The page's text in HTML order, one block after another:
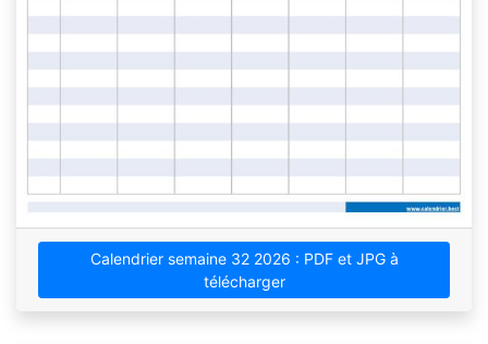
Calendrier semaine 32 2026 : PDF et JPG à
télécharger